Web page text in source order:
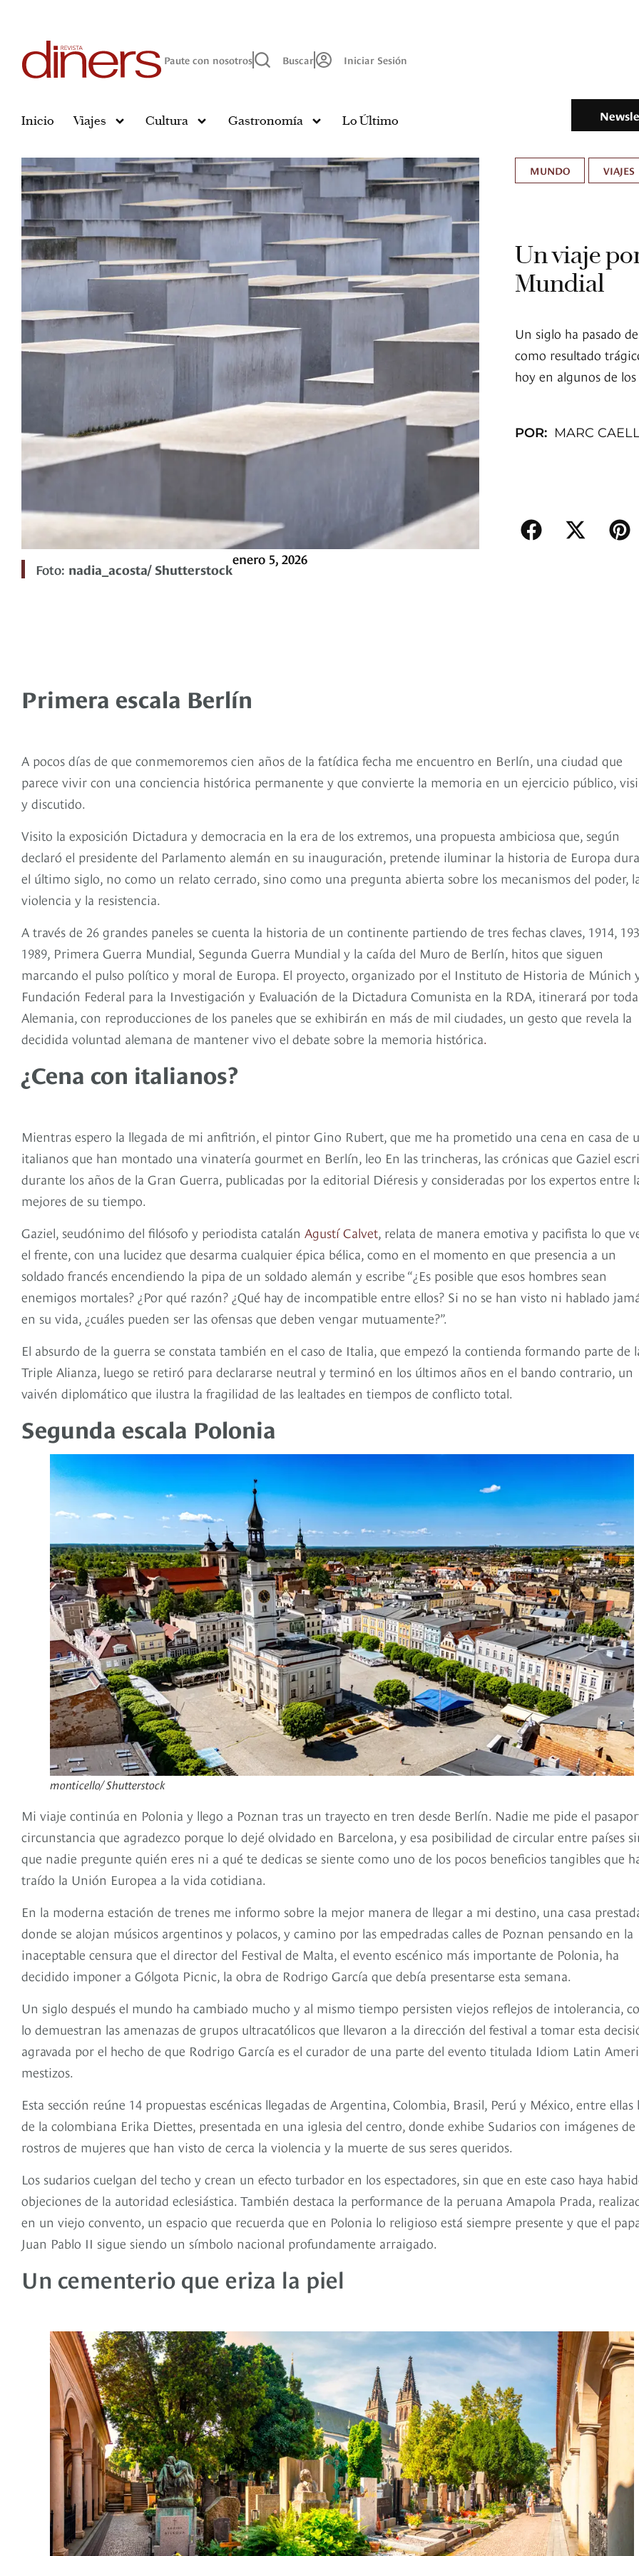
Paute con nosotros Buscar Iniciar Sesión
Inicio Viajes Cultura Gastronomía Lo Último
Foto: nadia_acosta/ Shutterstock
enero 5, 2026
MUNDO VIAJES
Un viaje
Mundial
Un siglo ha pasado
como resultado
hoy en algunos de
POR: MARC
Primera escala Berlín
A pocos días de que conmemoremos cien años de la fatídica fecha me encuentro en Berlín, una ciudad que
parece vivir con una conciencia histórica permanente y que convierte la memoria en un ejercicio público,
y discutido.
Visito la exposición Dictadura y democracia en la era de los extremos, una propuesta ambiciosa que, según
declaró el presidente del Parlamento alemán en su inauguración, pretende iluminar la historia de Europa
el último siglo, no como un relato cerrado, sino como una pregunta abierta sobre los mecanismos del poder,
violencia y la resistencia.
A través de 26 grandes paneles se cuenta la historia de un continente partiendo de tres fechas claves, 1914,
1989, Primera Guerra Mundial, Segunda Guerra Mundial y la caída del Muro de Berlín, hitos que siguen
marcando el pulso político y moral de Europa. El proyecto, organizado por el Instituto de Historia de Múnich
Fundación Federal para la Investigación y Evaluación de la Dictadura Comunista en la RDA, itinerará por toda
Alemania, con reproducciones de los paneles que se exhibirán en más de mil ciudades, un gesto que revela la
decidida voluntad alemana de mantener vivo el debate sobre la memoria histórica.
¿Cena con italianos?
Mientras espero la llegada de mi anfitrión, el pintor Gino Rubert, que me ha prometido una cena en casa de
italianos que han montado una vinatería gourmet en Berlín, leo En las trincheras, las crónicas que Gaziel
durante los años de la Gran Guerra, publicadas por la editorial Diéresis y consideradas por los expertos entre
mejores de su tiempo.
Gaziel, seudónimo del filósofo y periodista catalán Agustí Calvet, relata de manera emotiva y pacifista lo que
el frente, con una lucidez que desarma cualquier épica bélica, como en el momento en que presencia a un
soldado francés encendiendo la pipa de un soldado alemán y escribe “¿Es posible que esos hombres sean
enemigos mortales? ¿Por qué razón? ¿Qué hay de incompatible entre ellos? Si no se han visto ni hablado
en su vida, ¿cuáles pueden ser las ofensas que deben vengar mutuamente?”.
El absurdo de la guerra se constata también en el caso de Italia, que empezó la contienda formando parte de
Triple Alianza, luego se retiró para declararse neutral y terminó en los últimos años en el bando contrario, un
vaivén diplomático que ilustra la fragilidad de las lealtades en tiempos de conflicto total.
Segunda escala Polonia
monticello/ Shutterstock
Mi viaje continúa en Polonia y llego a Poznan tras un trayecto en tren desde Berlín. Nadie me pide el
circunstancia que agradezco porque lo dejé olvidado en Barcelona, y esa posibilidad de circular entre países
que nadie pregunte quién eres ni a qué te dedicas se siente como uno de los pocos beneficios tangibles que
traído la Unión Europea a la vida cotidiana.
En la moderna estación de trenes me informo sobre la mejor manera de llegar a mi destino, una casa
donde se alojan músicos argentinos y polacos, y camino por las empedradas calles de Poznan pensando en la
inaceptable censura que el director del Festival de Malta, el evento escénico más importante de Polonia, ha
decidido imponer a Gólgota Picnic, la obra de Rodrigo García que debía presentarse esta semana.
Un siglo después el mundo ha cambiado mucho y al mismo tiempo persisten viejos reflejos de intolerancia,
lo demuestran las amenazas de grupos ultracatólicos que llevaron a la dirección del festival a tomar esta
agravada por el hecho de que Rodrigo García es el curador de una parte del evento titulada Idiom Latin
mestizos.
Esta sección reúne 14 propuestas escénicas llegadas de Argentina, Colombia, Brasil, Perú y México, entre ellas
de la colombiana Erika Diettes, presentada en una iglesia del centro, donde exhibe Sudarios con imágenes de
rostros de mujeres que han visto de cerca la violencia y la muerte de sus seres queridos.
Los sudarios cuelgan del techo y crean un efecto turbador en los espectadores, sin que en este caso haya
objeciones de la autoridad eclesiástica. También destaca la performance de la peruana Amapola Prada,
en un viejo convento, un espacio que recuerda que en Polonia lo religioso está siempre presente y que el
Juan Pablo II sigue siendo un símbolo nacional profundamente arraigado.
Un cementerio que eriza la piel